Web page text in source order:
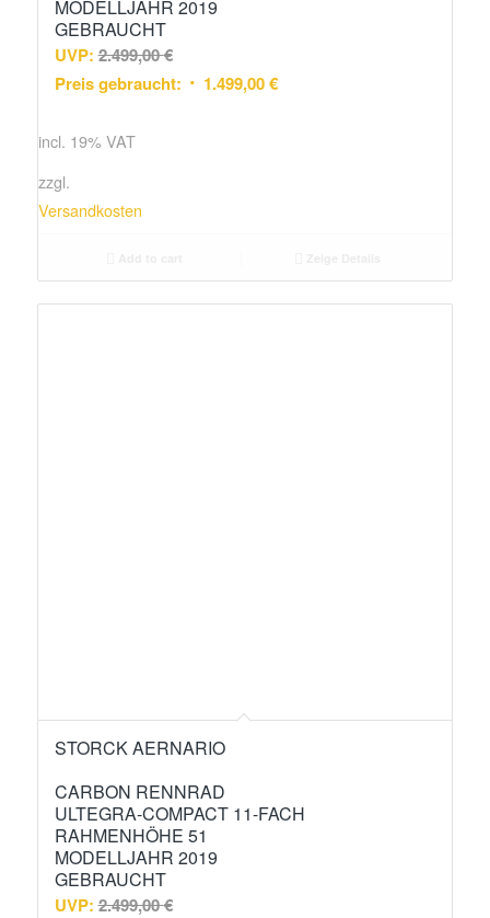
MODELLJAHR 2019
GEBRAUCHT
UVP: 2.499,00€
Preis gebraucht:
1.499,00€
incl. 19% VAT
zzgl.
Versandkosten
STORCK AERNARIO
CARBON RENNRAD
ULTEGRA-COMPACT 11-FACH
RAHMENHÖHE 51
MODELLJAHR 2019
GEBRAUCHT
UVP: 2.499,00€